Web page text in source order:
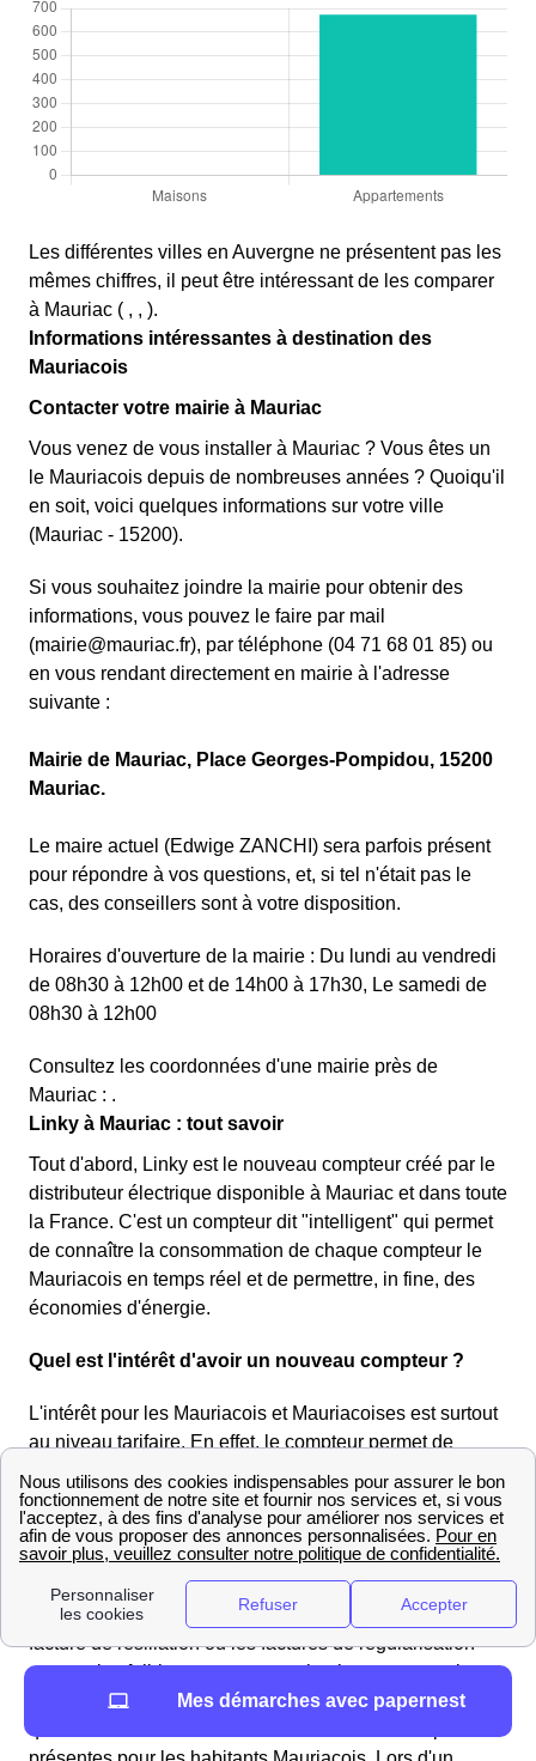
Les différentes villes en Auvergne ne présentent pas les
mêmes chiffres, il peut être intéressant de les comparer
à Mauriac ( , , ).
Informations intéressantes à destination des
Mauriacois
Contacter votre mairie à Mauriac
Vous venez de vous installer à Mauriac ? Vous êtes un
le Mauriacois depuis de nombreuses années ? Quoiqu'il
en soit, voici quelques informations sur votre ville
(Mauriac - 15200).
Si vous souhaitez joindre la mairie pour obtenir des
informations, vous pouvez le faire par mail
(mairie@mauriac.fr), par téléphone (04 71 68 01 85) ou
en vous rendant directement en mairie à l'adresse
suivante :
Mairie de Mauriac, Place Georges-Pompidou, 15200
Mauriac.
Le maire actuel (Edwige ZANCHI) sera parfois présent
pour répondre à vos questions, et, si tel n'était pas le
cas, des conseillers sont à votre disposition.
Horaires d'ouverture de la mairie : Du lundi au vendredi
de 08h30 à 12h00 et de 14h00 à 17h30, Le samedi de
08h30 à 12h00
Consultez les coordonnées d'une mairie près de
Mauriac : .
Linky à Mauriac : tout savoir
Tout d'abord, Linky est le nouveau compteur créé par le
distributeur électrique disponible à Mauriac et dans toute
la France. C'est un compteur dit "intelligent" qui permet
de connaître la consommation de chaque compteur le
Mauriacois en temps réel et de permettre, in fine, des
économies d'énergie.
Quel est l'intérêt d'avoir un nouveau compteur ?
L'intérêt pour les Mauriacois et Mauriacoises est surtout
au niveau tarifaire. En effet, le compteur permet de
suivre en temps réel la consommation exacte du
logement dans la ville Mauriac. Ainsi, les factures ne
sont pas choisies sur l'estimation mais une
consommation à Mauriac réelle car la relève se fait à
distance tous les mois. De plus, lors d'un
déménagement pour une habitation Mauriacoises, la
facture de résiliation ou les factures de régularisation
seront plus faibles car ce sera selon la consommation
faite dans le 15200 (Cantal). Enfin, un intérêt est le fait
Mes démarches avec papernest